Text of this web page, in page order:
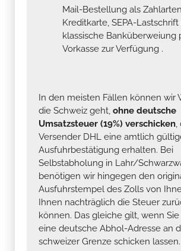
Mail-Bestellung als
Kreditkarte, SEPA-
klassische Banküberweiung
Vorkasse zur Verfügung .
In den meisten Fällen können wir
die Schweiz geht, ohne deutsche
Umsatzsteuer (19%) verschicken,
Versender DHL eine amtlich
Ausfuhrbestätigung erhalten. Bei
Selbstabholung in Lahr/
benötigen wir hingegen den
Ausfuhrstempel des Zolls von
Ihnen nachträglich die Steuer
können. Das gleiche gilt, wenn Sie
eine deutsche Abhol-Adresse an
schweizer Grenze schicken lassen.